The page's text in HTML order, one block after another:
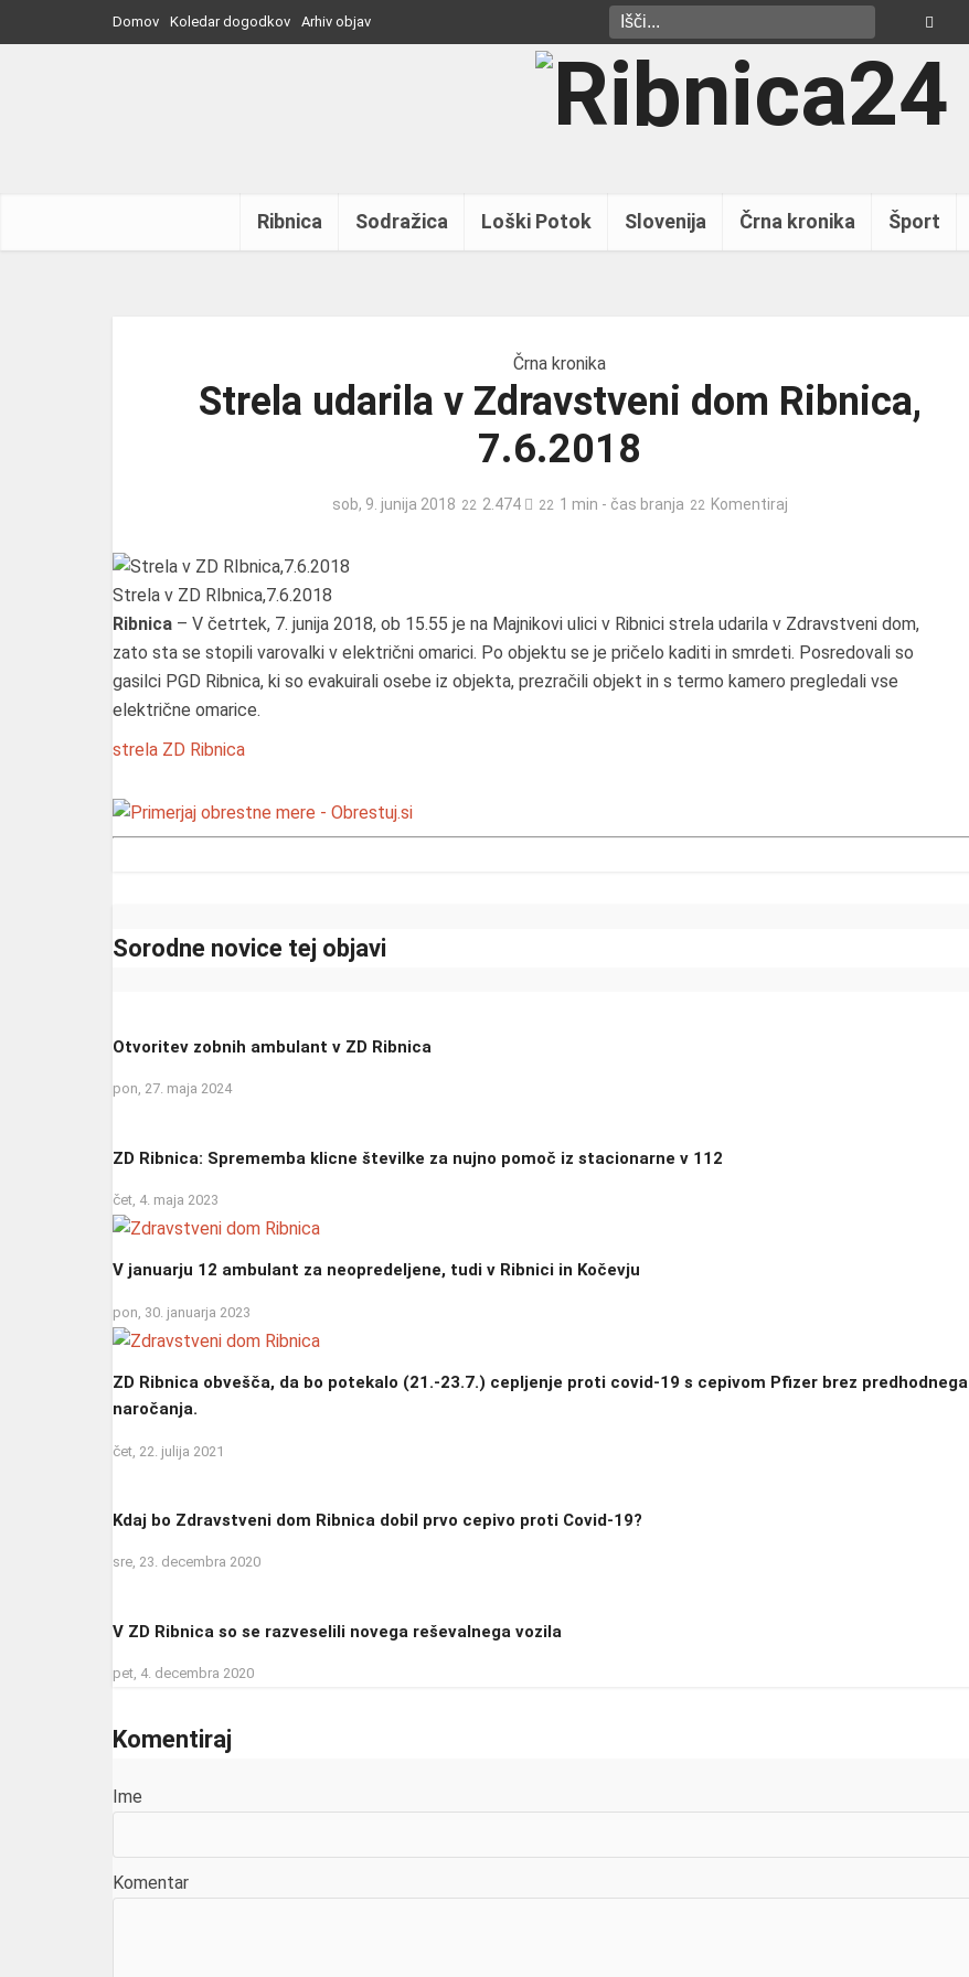
Domov Koledar dogodkov Arhiv objav
Ribnica Sodražica Loški Potok Slovenija Črna kronika Šport
Črna kronika
Strela udarila v Zdravstveni dom Ribnica,
7.6.2018
sob, 9. junija 2018 2.474 1 min - čas branja Komentiraj
Strela v ZD RIbnica,7.6.2018
Ribnica – V četrtek, 7. junija 2018, ob 15.55 je na Majnikovi ulici v Ribnici strela udarila v Zdravstveni dom,
zato sta se stopili varovalki v električni omarici. Po objektu se je pričelo kaditi in smrdeti. Posredovali so
gasilci PGD Ribnica, ki so evakuirali osebe iz objekta, prezračili objekt in s termo kamero pregledali vse
električne omarice.
strela ZD Ribnica
Sorodne novice tej objavi
Otvoritev zobnih ambulant v ZD Ribnica
pon, 27. maja 2024
ZD Ribnica: Sprememba klicne številke za nujno pomoč iz stacionarne v 112
čet, 4. maja 2023
V januarju 12 ambulant za neopredeljene, tudi v Ribnici in Kočevju
pon, 30. januarja 2023
ZD Ribnica obvešča, da bo potekalo (21.-23.7.) cepljenje proti covid-19 s cepivom Pfizer brez predhodnega
naročanja.
čet, 22. julija 2021
Kdaj bo Zdravstveni dom Ribnica dobil prvo cepivo proti Covid-19?
sre, 23. decembra 2020
V ZD Ribnica so se razveselili novega reševalnega vozila
pet, 4. decembra 2020
Komentiraj
Ime
Komentar